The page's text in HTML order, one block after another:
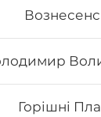
Горішні